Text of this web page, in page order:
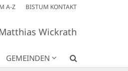
A-Z BISTUM KONTAKT
Wickrath
GEMEINDEN